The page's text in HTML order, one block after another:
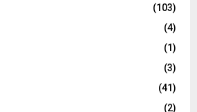
(103)
(4)
(1)
(3)
(41)
(2)